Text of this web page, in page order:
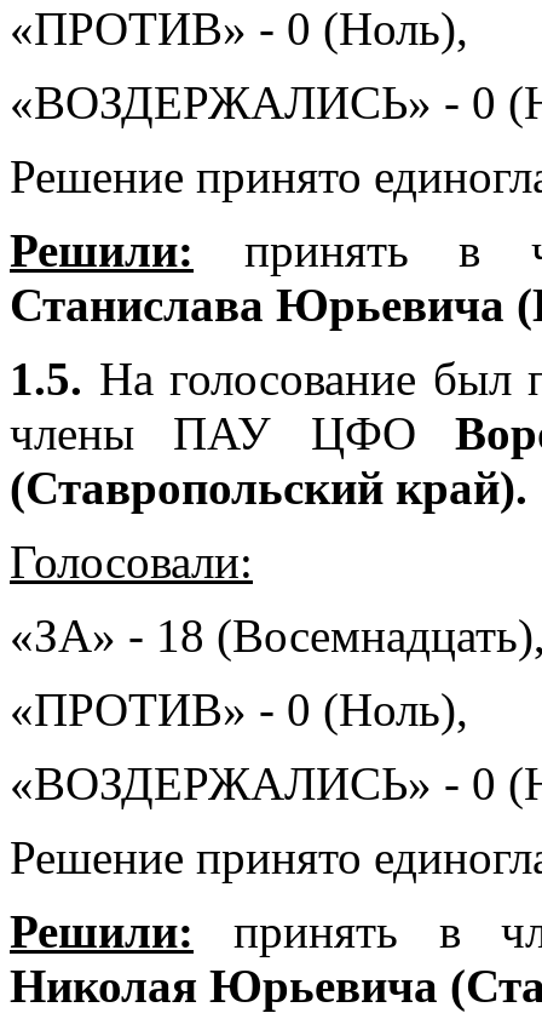
«ПРОТИВ» - 0 (Ноль),
«ВОЗДЕРЖАЛИСЬ» - 0
Решение принято
Решили: принять
Станислава Юрьевича
1.5. На голосование был
члены ПАУ ЦФО
(Ставропольский край).
Голосовали:
«ЗА» - 18
«ПРОТИВ» - 0 (Ноль),
«ВОЗДЕРЖАЛИСЬ» - 0
Решение принято
Решили: принять в
Николая Юрьевича